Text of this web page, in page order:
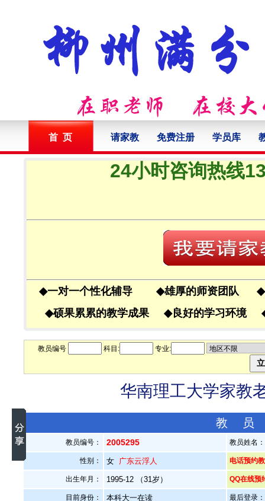
首 页 请家教 免费注册 学员库
24小时咨询热线
◆一对一个性化辅导 ◆雄厚的师资团队 ◆
◆硕果累累的教学成果 ◆良好的学习环境
教员编号 科目: 专业:
华南理工大学家教
教
教员编号： 2005295 教员姓名
性别： 女 广东云浮人 电话预约
出生年月： 1995-12 （31岁） QQ在线预
目前身份： 本科大一在读 最后登录